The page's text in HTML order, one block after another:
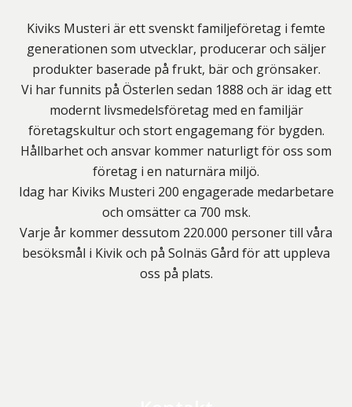
Kiviks Musteri är ett svenskt familjeföretag i femte
generationen som utvecklar, producerar och säljer
produkter baserade på frukt, bär och grönsaker.
Vi har funnits på Österlen sedan 1888 och är idag ett
modernt livsmedelsföretag med en familjär
företagskultur och stort engagemang för bygden.
Hållbarhet och ansvar kommer naturligt för oss som
företag i en naturnära miljö.
Idag har Kiviks Musteri 200 engagerade medarbetare
och omsätter ca 700 msk.
Varje år kommer dessutom 220.000 personer till våra
besöksmål i Kivik och på Solnäs Gård för att uppleva
oss på plats.